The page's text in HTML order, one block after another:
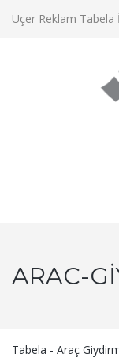
Üçer Reklam
ARAC-
Tabela - Araç